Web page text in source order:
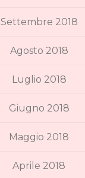
Settembre 2018
Agosto 2018
Luglio 2018
Giugno 2018
Maggio 2018
Aprile 2018